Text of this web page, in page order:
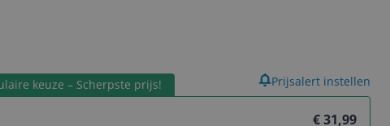
Er zijn geen artikelen gevonden.
keuze – Scherpste prijs!
€ 31,99
Prijsalert instellen